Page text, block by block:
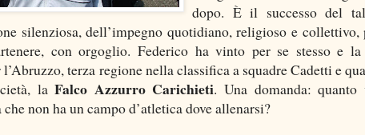
dopo. È il successo del
silenziosa, dell’impegno quotidiano, religioso e
con orgoglio. Federico ha vinto per se stesso e
l’Abruzzo, terza regione nella classifica a squadre Cadetti e
laFalco Azzurro Carichieti. Una domanda:
non ha un campo d’atletica dove allenarsi?